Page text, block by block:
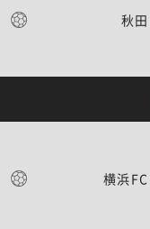
秋田
横浜FC